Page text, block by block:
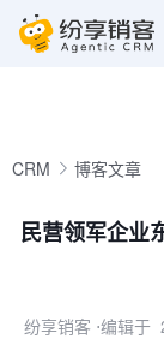
CRM 博客文章
民营领军企业
纷享销客 ⋅编辑于